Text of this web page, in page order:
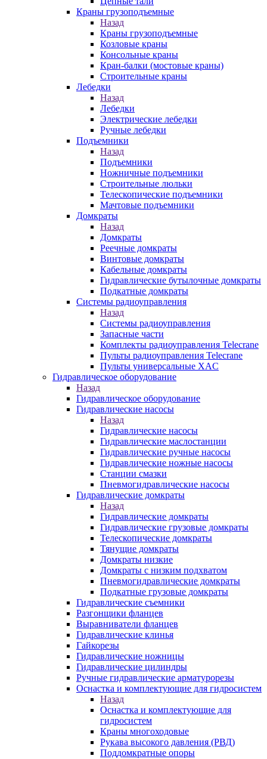
Краны грузоподъемные
Назад
Краны грузоподъемные
Козловые краны
Консольные краны
Кран-балки (мостовые краны)
Строительные краны
Лебедки
Назад
Лебедки
Электрические лебедки
Ручные лебедки
Подъемники
Назад
Подъемники
Ножничные подъемники
Строительные люльки
Телескопические подъемники
Мачтовые подъемники
Домкраты
Назад
Домкраты
Реечные домкраты
Винтовые домкраты
Кабельные домкраты
Гидравлические бутылочные домкраты
Подкатные домкраты
Системы радиоуправления
Назад
Системы радиоуправления
Запасные части
Комплекты радиоуправления Telecrane
Пульты радиоуправления Telecrane
Пульты универсальные XAC
Гидравлическое оборудование
Назад
Гидравлическое оборудование
Гидравлические насосы
Назад
Гидравлические насосы
Гидравлические маслостанции
Гидравлические ручные насосы
Гидравлические ножные насосы
Станции смазки
Пневмогидравлические насосы
Гидравлические домкраты
Назад
Гидравлические домкраты
Гидравлические грузовые домкраты
Телескопические домкраты
Тянущие домкраты
Домкраты низкие
Домкраты с низким подхватом
Пневмогидравлические домкраты
Подкатные грузовые домкраты
Гидравлические съемники
Разгонщики фланцев
Выравниватели фланцев
Гидравлические клинья
Гайкорезы
Гидравлические ножницы
Гидравлические цилиндры
Ручные гидравлические арматурорезы
Оснастка и комплектующие для гидросистем
Назад
Оснастка и комплектующие для
гидросистем
Краны многоходовые
Рукава высокого давления (РВД)
Поддомкратные опоры